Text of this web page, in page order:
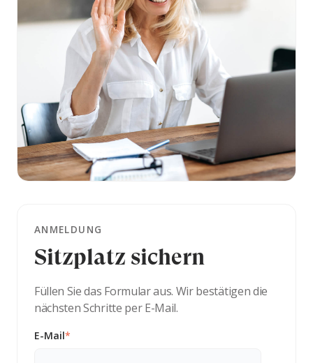
ANMELDUNG
Sitzplatz sichern
Füllen Sie das Formular aus. Wir bestätigen die
nächsten Schritte per E-Mail.
E-Mail*